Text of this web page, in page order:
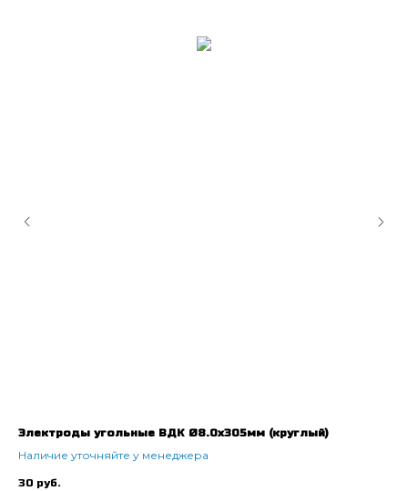
Электроды угольные ВДК Ø8.0х305мм (круглый)
Наличие уточняйте у менеджера
30 руб.